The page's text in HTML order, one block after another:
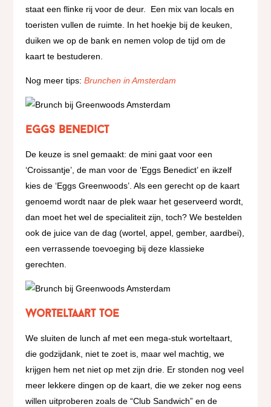
staat een flinke rij voor de deur. Een mix van locals en
toeristen vullen de ruimte. In het hoekje bij de keuken,
duiken we op de bank en nemen volop de tijd om de
kaart te bestuderen.
Nog meer tips:Brunchen in Amsterdam
Eggs Benedict
De keuze is snel gemaakt: de mini gaat voor een
‘Croissantje’, de man voor de ‘Eggs Benedict’ en ikzelf
kies de ‘Eggs Greenwoods’. Als een gerecht op de kaart
genoemd wordt naar de plek waar het geserveerd wordt,
dan moet het wel de specialiteit zijn, toch? We bestelden
ook de juice van de dag (wortel, appel, gember, aardbei),
een verrassende toevoeging bij deze klassieke
gerechten.
Worteltaart toe
We sluiten de lunch af met een mega-stuk worteltaart,
die godzijdank, niet te zoet is, maar wel machtig, we
krijgen hem net niet op met zijn drie. Er stonden nog veel
meer lekkere dingen op de kaart, die we zeker nog eens
willen uitproberen zoals de “Club Sandwich” en de